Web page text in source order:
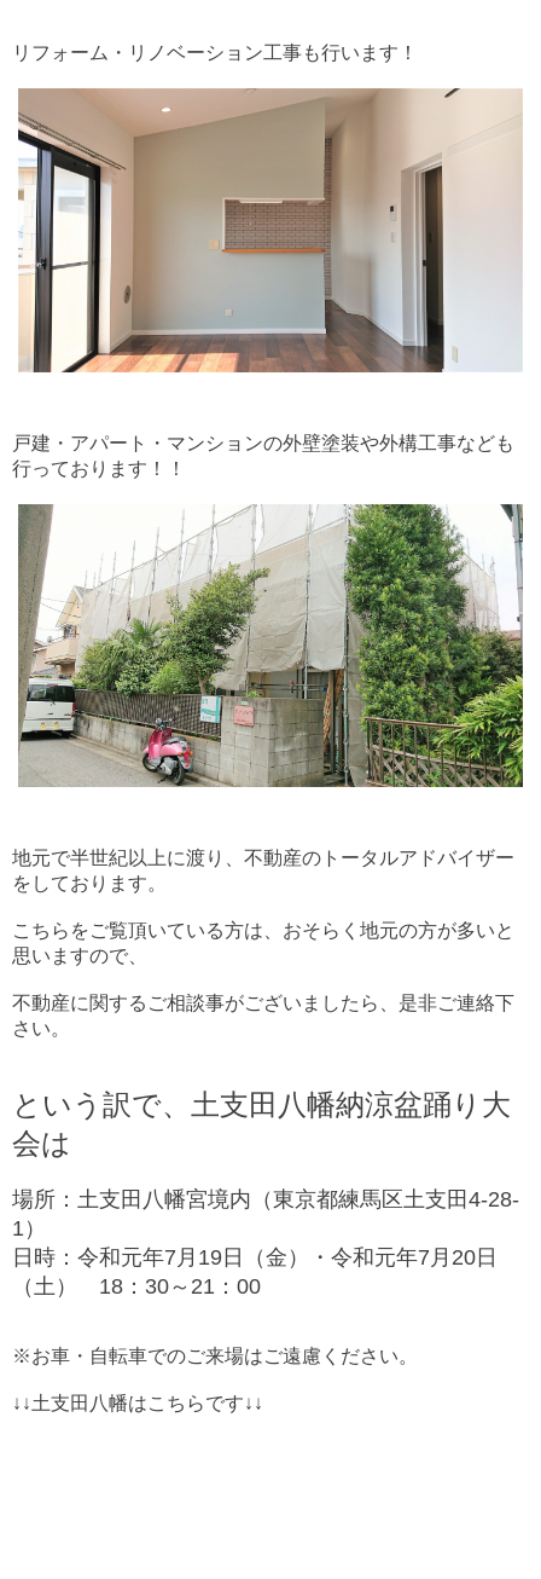
リフォーム・リノベーション工事も行います！
戸建・アパート・マンションの外壁塗装や外構工事なども
行っております！！
地元で半世紀以上に渡り、不動産のトータルアドバイザー
をしております。
こちらをご覧頂いている方は、おそらく地元の方が多いと
思いますので、
不動産に関するご相談事がございましたら、是非ご連絡下
さい。
という訳で、土支田八幡納涼盆踊り大
会は
場所：土支田八幡宮境内（東京都練馬区土支田4-28-
1）
日時：令和元年7月19日（金）・令和元年7月20日
（土） 18：30～21：00
※お車・自転車でのご来場はご遠慮ください。
↓↓土支田八幡はこちらです↓↓